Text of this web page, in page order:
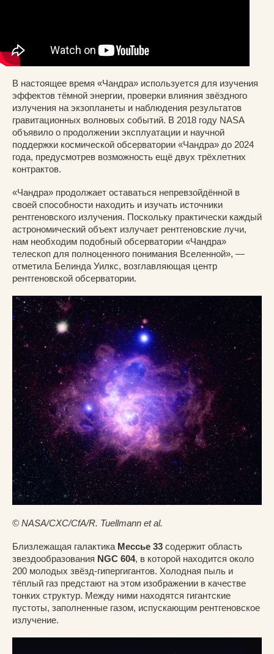
В настоящее время «Чандра» используется для изучения
эффектов тёмной энергии, проверки влияния звёздного
излучения на экзопланеты и наблюдения результатов
гравитационных волновых событий. В 2018 году NASA
объявило о продолжении эксплуатации и научной
поддержки космической обсерватории «Чандра» до 2024
года, предусмотрев возможность ещё двух трёхлетних
контрактов.
«Чандра» продолжает оставаться непревзойдённой в
своей способности находить и изучать источники
рентгеновского излучения. Поскольку практически каждый
астрономический объект излучает рентгеновские лучи,
нам необходим подобный обсерватории «Чандра»
телескоп для полноценного понимания Вселенной», —
отметила Белинда Уилкс, возглавляющая центр
рентгеновской обсерватории.
© NASA/CXC/CfA/R. Tuellmann et al.
Близлежащая галактика Мессье 33 содержит область
звездообразования NGC 604, в которой находится около
200 молодых звёзд-гипергигантов. Холодная пыль и
тёплый газ предстают на этом изображении в качестве
тонких структур. Между ними находятся гигантские
пустоты, заполненные газом, испускающим рентгеновское
излучение.